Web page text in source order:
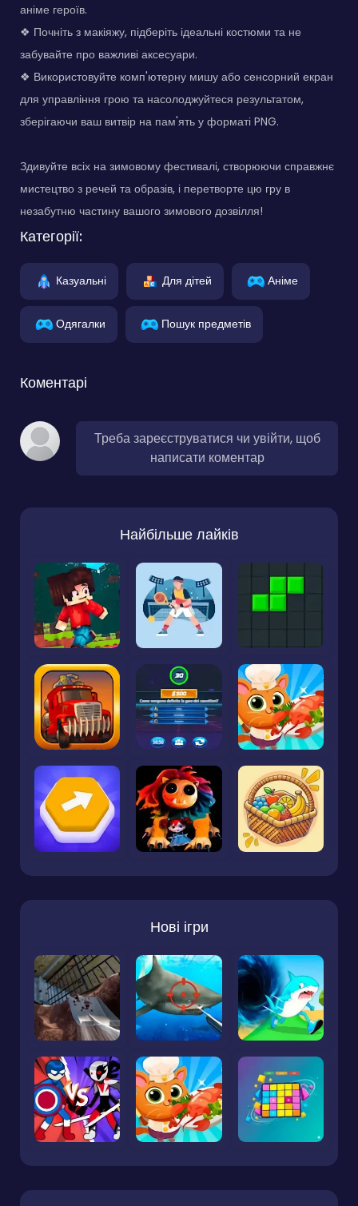
аніме героїв.
❖ Почніть з макіяжу, підберіть ідеальні костюми та не
забувайте про важливі аксесуари.
❖ Використовуйте комп'ютерну мишу або сенсорний екран
для управління грою та насолоджуйтеся результатом,
зберігаючи ваш витвір на пам'ять у форматі PNG.
Здивуйте всіх на зимовому фестивалі, створюючи справжнє
мистецтво з речей та образів, і перетворте цю гру в
незабутню частину вашого зимового дозвілля!
Категорії:
Казуальні Для дітей Аніме
Одягалки Пошук предметів
Коментарі
Треба зареєструватися чи увійти, щоб
написати коментар
Найбільше лайків
Нові ігри